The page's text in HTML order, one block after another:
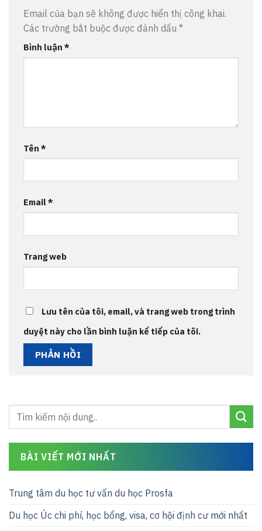
Email của bạn sẽ không được hiển thị công khai.
Các trường bắt buộc được đánh dấu *
Bình luận *
Tên *
Email*
Trang web
Lưu tên của tôi, email, và trang web trong trình
duyệt này cho lần bình luận kế tiếp của tôi.
BÀI VIẾT MỚI NHẤT
Trung tâm du học tư vấn du học Prosfa
Du học Úc chi phí, học bổng, visa, cơ hội định cư mới nhất